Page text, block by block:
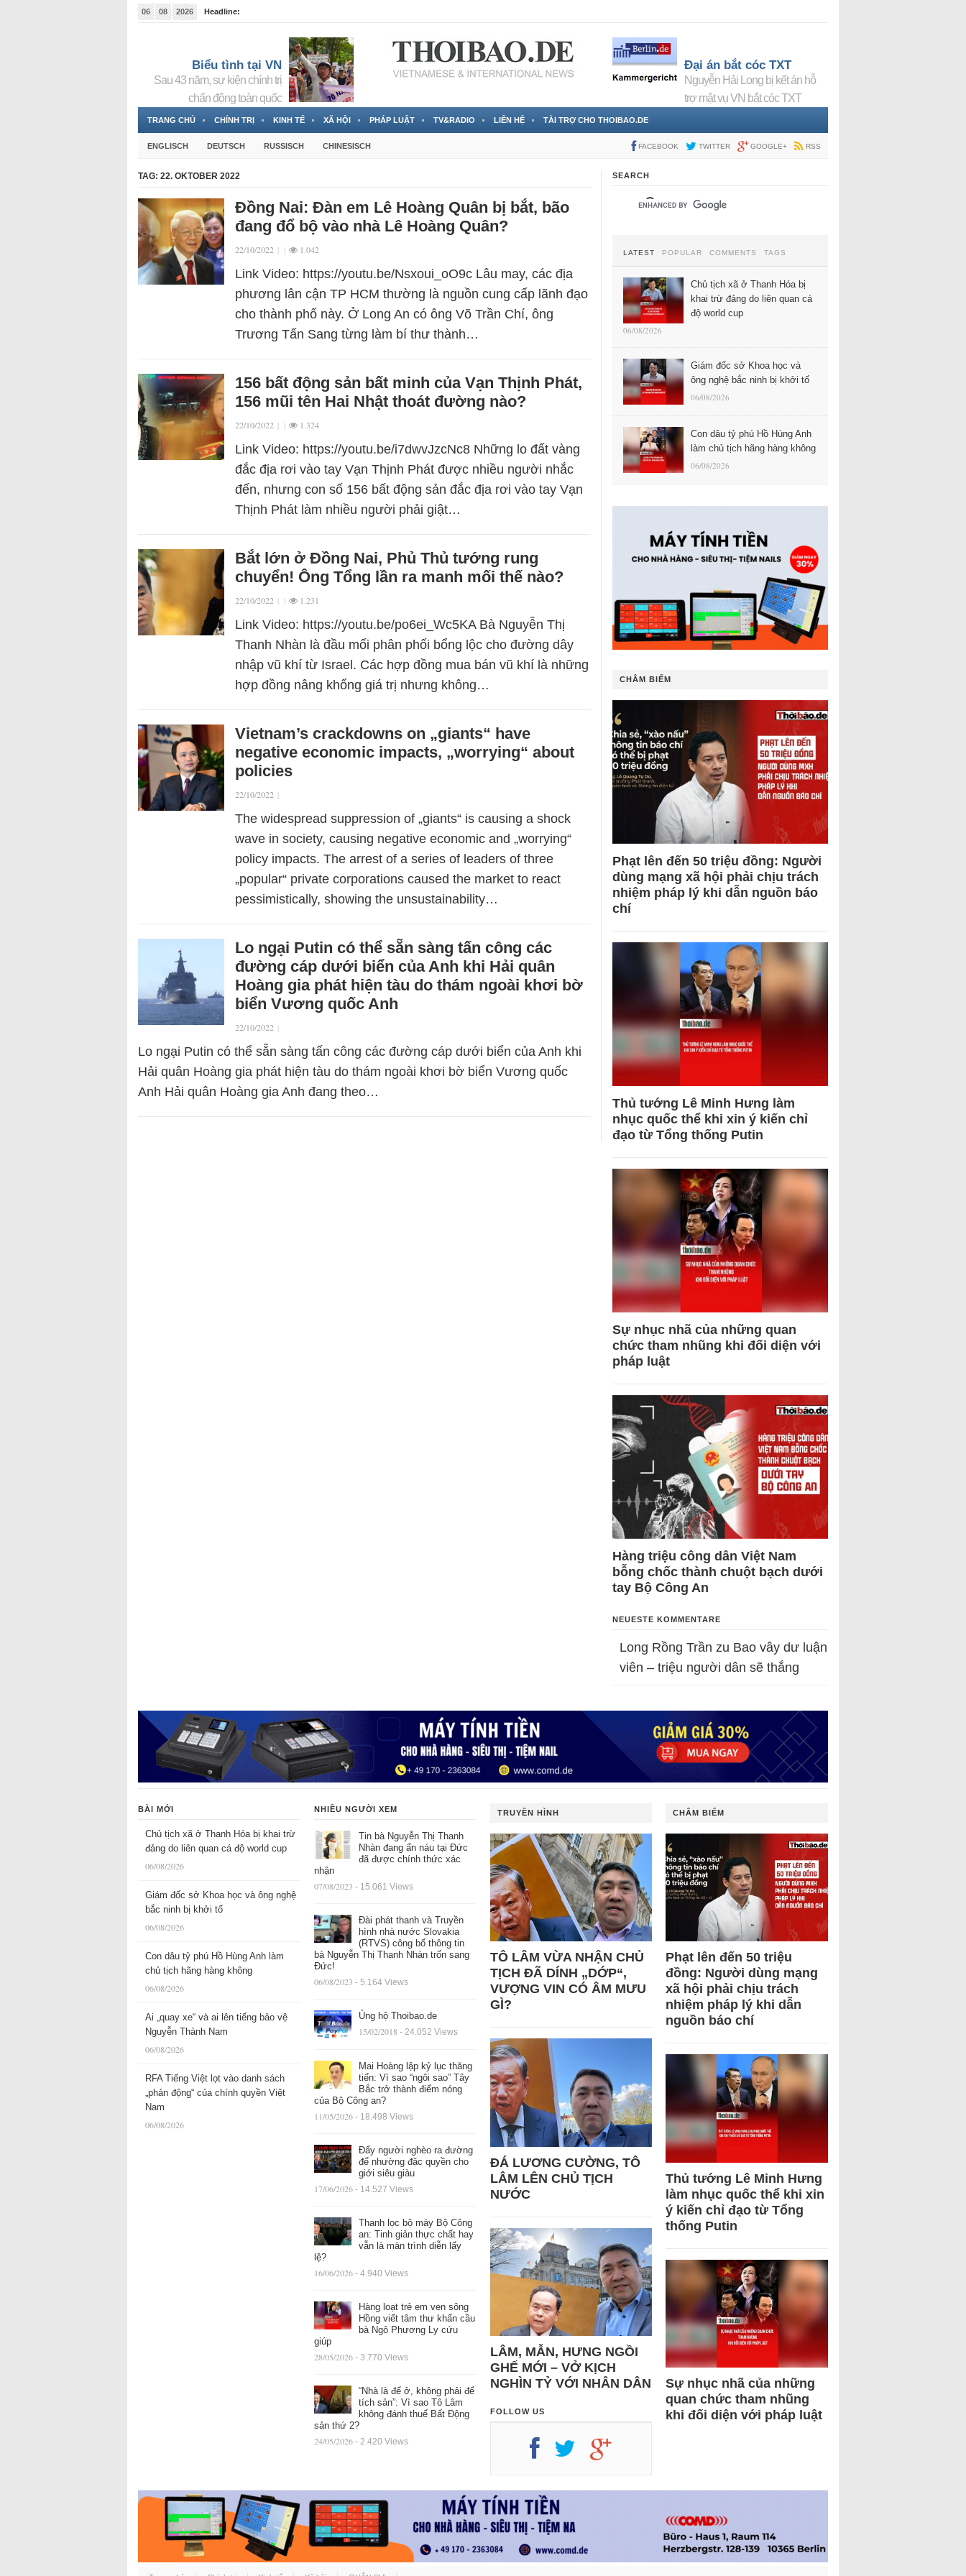
06 08 2026
Headline:
Biểu tình tại VN
Sau 43 năm, sự kiện chính trị
chấn động toàn quốc
Đại án bắt cóc TXT
Nguyễn Hải Long bị kết án hỗ
trợ mật vụ VN bắt cóc TXT
TRANG CHỦ CHÍNH TRỊ KINH TẾ XÃ HỘI PHÁP LUẬT TV&RADIO LIÊN HỆ TÀI TRỢ CHO THOIBAO.DE
ENGLISCH DEUTSCH RUSSISCH CHINESISCH FACEBOOK TWITTER GOOGLE+ RSS
TAG: 22. OKTOBER 2022
Đồng Nai: Đàn em Lê Hoàng Quân bị bắt, bão
đang đổ bộ vào nhà Lê Hoàng Quân?
22/10/2022 | | 1.042
Link Video: https://youtu.be/Nsxoui_oO9c Lâu may, các địa
phương lân cận TP HCM thường là nguồn cung cấp lãnh đạo
cho thành phố này. Ở Long An có ông Võ Trần Chí, ông
Trương Tấn Sang từng làm bí thư thành…
156 bất động sản bất minh của Vạn Thịnh Phát,
156 mũi tên Hai Nhật thoát đường nào?
22/10/2022 | | 1.324
Link Video: https://youtu.be/i7dwvJzcNc8 Những lo đất vàng
đắc địa rơi vào tay Vạn Thịnh Phát được nhiều người nhắc
đến, nhưng con số 156 bất động sản đắc địa rơi vào tay Vạn
Thịnh Phát làm nhiều người phải giật…
Bắt lớn ở Đồng Nai, Phủ Thủ tướng rung
chuyển! Ông Tổng lần ra manh mối thế nào?
22/10/2022 | | 1.231
Link Video: https://youtu.be/po6ei_Wc5KA Bà Nguyễn Thị
Thanh Nhàn là đầu mối phân phối bổng lộc cho đường dây
nhập vũ khí từ Israel. Các hợp đồng mua bán vũ khí là những
hợp đồng nâng khống giá trị nhưng không…
Vietnam’s crackdowns on „giants“ have
negative economic impacts, „worrying“ about
policies
22/10/2022 |
The widespread suppression of „giants“ is causing a shock
wave in society, causing negative economic and „worrying“
policy impacts. The arrest of a series of leaders of three
„popular“ private corporations caused the market to react
pessimistically, showing the unsustainability…
Lo ngại Putin có thể sẵn sàng tấn công các
đường cáp dưới biển của Anh khi Hải quân
Hoàng gia phát hiện tàu do thám ngoài khơi bờ
biển Vương quốc Anh
22/10/2022 |
Lo ngại Putin có thể sẵn sàng tấn công các đường cáp dưới biển của Anh khi
Hải quân Hoàng gia phát hiện tàu do thám ngoài khơi bờ biển Vương quốc
Anh Hải quân Hoàng gia Anh đang theo…
SEARCH
LATEST POPULAR COMMENTS TAGS
Chủ tịch xã ở Thanh Hóa bị
khai trừ đảng do liên quan cá
độ world cup
06/08/2026
Giám đốc sở Khoa học và
ông nghệ bắc ninh bị khởi tố
06/08/2026
Con dâu tỷ phú Hồ Hùng Anh
làm chủ tịch hãng hàng không
06/08/2026
CHÂM BIẾM
Phạt lên đến 50 triệu đồng: Người
dùng mạng xã hội phải chịu trách
nhiệm pháp lý khi dẫn nguồn báo
chí
Thủ tướng Lê Minh Hưng làm
nhục quốc thể khi xin ý kiến chỉ
đạo từ Tổng thống Putin
Sự nhục nhã của những quan
chức tham nhũng khi đối diện với
pháp luật
Hàng triệu công dân Việt Nam
bỗng chốc thành chuột bạch dưới
tay Bộ Công An
NEUESTE KOMMENTARE
Long Rồng Trần zu Bao vây dư luận
viên – triệu người dân sẽ thắng
BÀI MỚI
Chủ tịch xã ở Thanh Hóa bị khai trừ
đảng do liên quan cá độ world cup
06/08/2026
Giám đốc sở Khoa học và ông nghệ
bắc ninh bị khởi tố
06/08/2026
Con dâu tỷ phú Hồ Hùng Anh làm
chủ tịch hãng hàng không
06/08/2026
Ai „quay xe“ và ai lên tiếng bảo vệ
Nguyễn Thành Nam
06/08/2026
RFA Tiếng Việt lọt vào danh sách
„phản động“ của chính quyền Việt
Nam
06/08/2026
NHIỀU NGƯỜI XEM
Tin bà Nguyễn Thị Thanh
Nhàn đang ẩn náu tại Đức
đã được chính thức xác
nhận
07/08/2023 - 15.061 Views
Đài phát thanh và Truyền
hình nhà nước Slovakia
(RTVS) công bố thông tin
bà Nguyễn Thị Thanh Nhàn trốn sang
Đức!
06/08/2023 - 5.164 Views
Ủng hộ Thoibao.de
15/02/2018 - 24.052 Views
Mai Hoàng lập kỷ lục thăng
tiến: Vì sao “ngôi sao” Tây
Bắc trở thành điểm nóng
của Bộ Công an?
11/05/2026 - 18.498 Views
Đẩy người nghèo ra đường
để nhường đặc quyền cho
giới siêu giàu
17/06/2026 - 14.527 Views
Thanh lọc bộ máy Bộ Công
an: Tinh giản thực chất hay
vẫn là màn trình diễn lấy
lệ?
16/06/2026 - 4.940 Views
Hàng loạt trẻ em ven sông
Hồng viết tâm thư khẩn cầu
bà Ngô Phương Ly cứu
giúp
28/05/2026 - 3.770 Views
“Nhà là để ở, không phải để
tích sản”: Vì sao Tô Lâm
không đánh thuế Bất Động
sản thứ 2?
24/05/2026 - 2.420 Views
TRUYỀN HÌNH
TÔ LÂM VỪA NHẬN CHỦ
TỊCH ĐÃ DÍNH „DỚP“,
VƯỢNG VIN CÓ ÂM MƯU
GÌ?
ĐÁ LƯƠNG CƯỜNG, TÔ
LÂM LÊN CHỦ TỊCH
NƯỚC
LÂM, MẪN, HƯNG NGỒI
GHẾ MỚI – VỞ KỊCH
NGHÌN TỶ VỚI NHÂN DÂN
FOLLOW US
CHÂM BIẾM
Phạt lên đến 50 triệu
đồng: Người dùng mạng
xã hội phải chịu trách
nhiệm pháp lý khi dẫn
nguồn báo chí
Thủ tướng Lê Minh Hưng
làm nhục quốc thể khi xin
ý kiến chỉ đạo từ Tổng
thống Putin
Sự nhục nhã của những
quan chức tham nhũng
khi đối diện với pháp luật